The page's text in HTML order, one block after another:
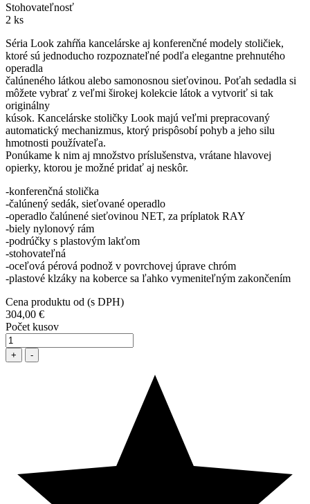
Stohovateľnosť
2 ks
Séria Look zahŕňa kancelárske aj konferenčné modely stoličiek,
ktoré sú jednoducho rozpoznateľné podľa elegantne prehnutého
operadla
čalúneného látkou alebo samonosnou sieťovinou. Poťah sedadla si
môžete vybrať z veľmi širokej kolekcie látok a vytvoriť si tak
originálny
kúsok. Kancelárske stoličky Look majú veľmi prepracovaný
automatický mechanizmus, ktorý prispôsobí pohyb a jeho silu
hmotnosti používateľa.
Ponúkame k nim aj množstvo príslušenstva, vrátane hlavovej
opierky, ktorou je možné pridať aj neskôr.
-konferenčná stolička
-čalúnený sedák, sieťované operadlo
-operadlo čalúnené sieťovinou NET, za príplatok RAY
-biely nylonový rám
-podrúčky s plastovým lakťom
-stohovateľná
-oceľová pérová podnož v povrchovej úprave chróm
-plastové klzáky na koberce sa ľahko vymeniteľným zakončením
Cena produktu od (s DPH)
304,00 €
Počet kusov
+ -